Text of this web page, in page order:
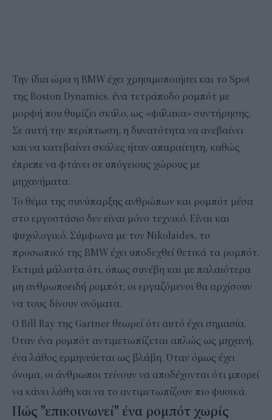
Την ίδια ώρα η BMW έχει χρησιμοποιήσει και το Spot
της Boston Dynamics, ένα τετράποδο ρομπότ με
μορφή που θυμίζει σκύλο, ως «φύλακα» συντήρησης.
Σε αυτή την περίπτωση, η δυνατότητα να ανεβαίνει
και να κατεβαίνει σκάλες ήταν απαραίτητη, καθώς
έπρεπε να φτάνει σε υπόγειους χώρους με
μηχανήματα.
Το θέμα της συνύπαρξης ανθρώπων και ρομπότ μέσα
στο εργοστάσιο δεν είναι μόνο τεχνικό. Είναι και
ψυχολογικό. Σύμφωνα με τον Nikolaides, το
προσωπικό της BMW έχει υποδεχθεί θετικά τα ρομπότ.
Εκτιμά μάλιστα ότι, όπως συνέβη και με παλαιότερα
μη ανθρωποειδή ρομπότ, οι εργαζόμενοι θα αρχίσουν
να τους δίνουν ονόματα.
Ο Bill Ray της Gartner θεωρεί ότι αυτό έχει σημασία.
Όταν ένα ρομπότ αντιμετωπίζεται απλώς ως μηχανή,
ένα λάθος ερμηνεύεται ως βλάβη. Όταν όμως έχει
όνομα, οι άνθρωποι τείνουν να αποδέχονται ότι μπορεί
να κάνει λάθη και να το αντιμετωπίζουν πιο φυσικά.
Πώς "επικοινωνεί" ένα ρομπότ χωρίς